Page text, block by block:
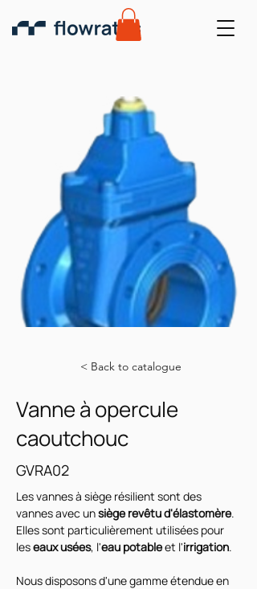
< Back to catalogue
Vanne à opercule
caoutchouc
GVRA02
Les vannes à siège résilient sont des
vannes avec un siège revêtu d'élastomère.
Elles sont particulièrement utilisées pour
les eaux usées, l'eau potable et l'irrigation.
Nous disposons d'une gamme étendue en